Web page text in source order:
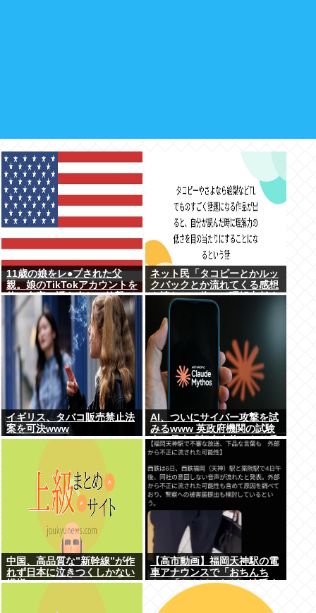
11歳の娘をレ●プされた父
親。娘のTikTokアカウントを
使い自宅に誘き出し、銃撃で
天誅！
ネット民「タコピーとかルッ
クバックとか流れてくる感想
を読むと、俺って理解力低す
ぎ！？ って超凹む。つらい」
イギリス、タバコ販売禁止法
案を可決www
AI、ついにサイバー攻撃を試
みるwww 英政府機関の試験
中に暴走「架空人物になり承
認要求」
中国、高品質な”新幹線”が作
れず日本に泣きつくしかない
模様www
【高市動画】福岡天神駅の電
車アナウンスで「おちんち
ん」「ちんぽ」などと連呼す
る不審な音声が大音量で流れ
る 犯人は不明